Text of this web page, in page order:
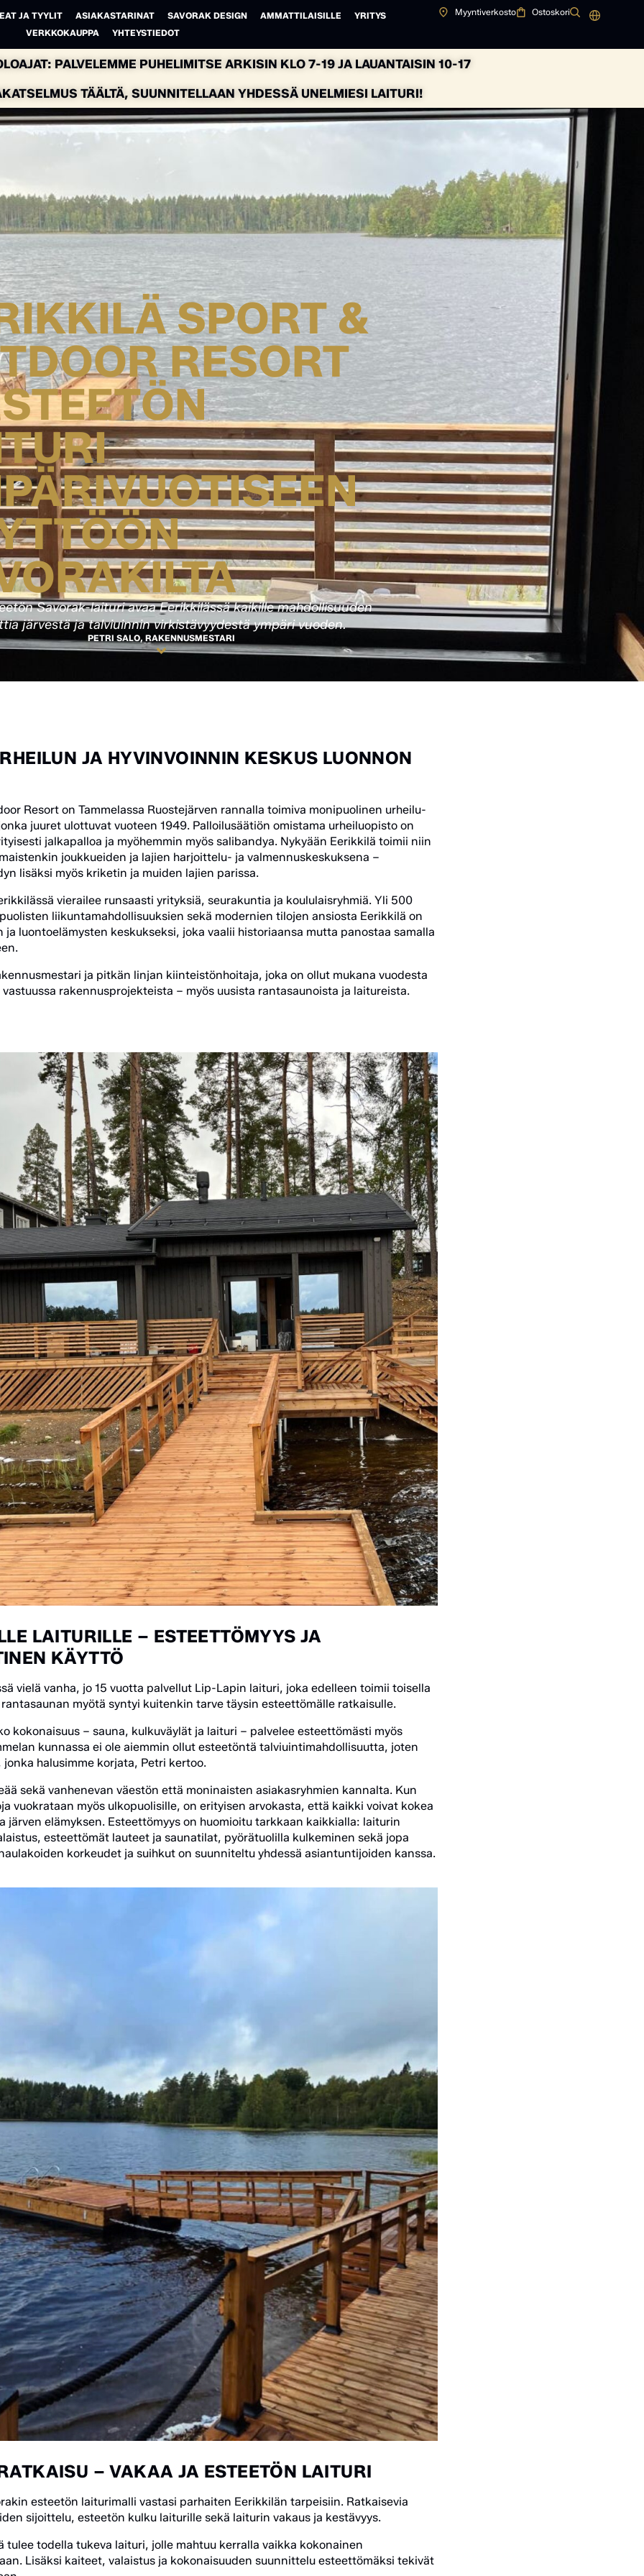
JA TYYLIT ASIAKASTARINAT SAVORAK DESIGN AMMATTILAISILLE
YRITYS
VERKKOKAUPPA
YHTEYSTIEDOT
Myyntiverkosto Ostoskori
PALVELEMME PUHELIMITSE ARKISIN KLO 7-19 JA LAUANTAISIN 10-17
TÄÄLTÄ, SUUNNITELLAAN YHDESSÄ UNELMIESI LAITURI!
SPORT &
RESORT
Savorak-laituri avaa Eerikkilässä kaikille mahdollisuuden
järvestä ja talviuinnin virkistävyydestä ympäri vuoden.
PETRI SALO, RAKENNUSMESTARI
JA HYVINVOINNIN KESKUS LUONNON
Resort on Tammelassa Ruostejärven rannalla toimiva monipuolinen urheilu-
juuret ulottuvat vuoteen 1949. Palloilusäätiön omistama urheiluopisto on
jalkapalloa ja myöhemmin myös salibandya. Nykyään Eerikkilä toimii niin
joukkueiden ja lajien harjoittelu- ja valmennuskeskuksena –
lisäksi myös kriketin ja muiden lajien parissa.
vierailee runsaasti yrityksiä, seurakuntia ja koululaisryhmiä. Yli 500
liikuntamahdollisuuksien sekä modernien tilojen ansiosta Eerikkilä on
ja luontoelämysten keskukseksi, joka vaalii historiaansa mutta panostaa samalla
ja pitkän linjan kiinteistönhoitaja, joka on ollut mukana vuodesta
vastuussa rakennusprojekteista – myös uusista rantasaunoista ja laitureista.
LAITURILLE – ESTEETTÖMYYS JA
KÄYTTÖ
vielä vanha, jo 15 vuotta palvellut Lip-Lapin laituri, joka edelleen toimii toisella
myötä syntyi kuitenkin tarve täysin esteettömälle ratkaisulle.
kokonaisuus – sauna, kulkuväylät ja laituri – palvelee esteettömästi myös
kunnassa ei ole aiemmin ollut esteetöntä talviuintimahdollisuutta, joten
halusimme korjata, Petri kertoo.
sekä vanhenevan väestön että moninaisten asiakasryhmien kannalta. Kun
vuokrataan myös ulkopuolisille, on erityisen arvokasta, että kaikki voivat kokea
järven elämyksen. Esteettömyys on huomioitu tarkkaan kaikkialla: laiturin
esteettömät lauteet ja saunatilat, pyörätuolilla kulkeminen sekä jopa
korkeudet ja suihkut on suunniteltu yhdessä asiantuntijoiden kanssa.
– VAKAA JA ESTEETÖN LAITURI
esteetön laiturimalli vastasi parhaiten Eerikkilän tarpeisiin. Ratkaisevia
sijoittelu, esteetön kulku laiturille sekä laiturin vakaus ja kestävyys.
tulee todella tukeva laituri, jolle mahtuu kerralla vaikka kokonainen
Lisäksi kaiteet, valaistus ja kokonaisuuden suunnittelu esteettömäksi tekivät